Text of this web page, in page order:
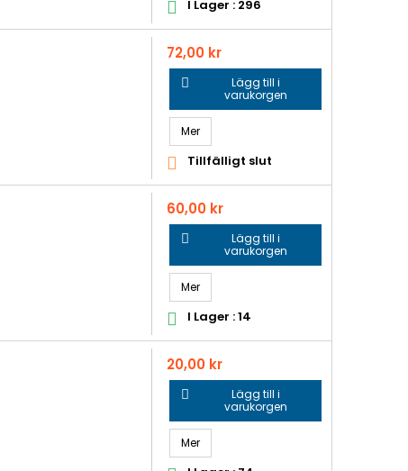
 I Lager : 296
Pris
72,00 kr

Lägg till i
varukorgen
Mer
 Tillfälligt slut
Pris
60,00 kr

Lägg till i
varukorgen
Mer
 I Lager : 14
Pris
20,00 kr

Lägg till i
varukorgen
Mer